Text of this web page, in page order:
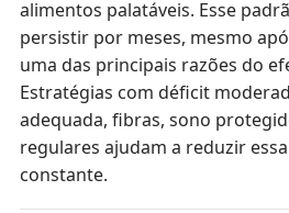
alimentos palatáveis. Esse
persistir por meses, mesmo
uma das principais razões do
Estratégias com déficit
adequada, fibras, sono
regulares ajudam a reduzir
constante.